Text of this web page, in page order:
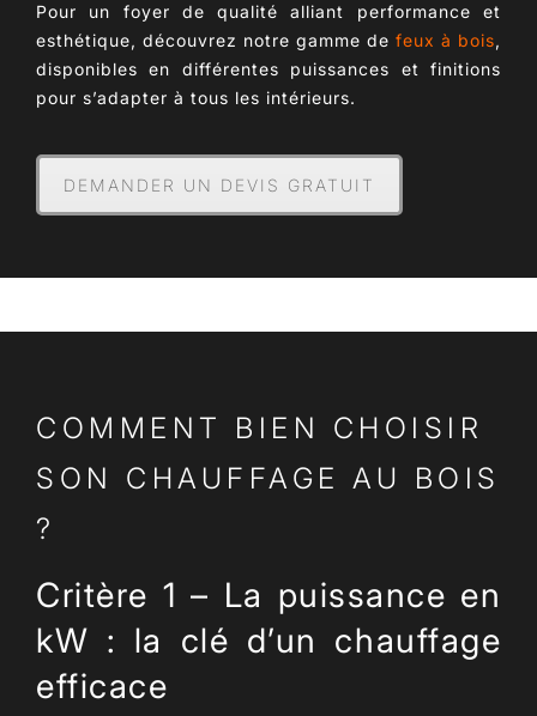
Pour un foyer de qualité alliant performance et
esthétique, découvrez notre gamme de feux à bois,
disponibles en différentes puissances et finitions
pour s’adapter à tous les intérieurs.
DEMANDER UN DEVIS GRATUIT
COMMENT BIEN CHOISIR
SON CHAUFFAGE AU BOIS
?
Critère 1 – La puissance en
kW : la clé d’un chauffage
efficace